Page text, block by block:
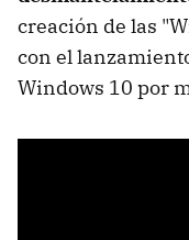
creación de las
con el
Windows 10 por